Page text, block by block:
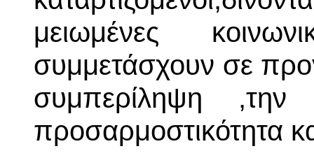
μειωμένες
συμμετάσχουν σε
συμπερίληψη
προσαρμοστικότητα